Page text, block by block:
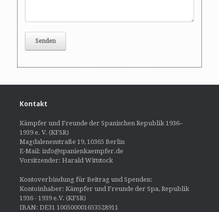
Kontakt
Kämpfer und Freunde der Spanischen Republik 1936–
1939 e. V. (KFSR)
Magdalenenstraße 19, 10365 Berlin
E-Mail: info@spanienkaempfer.de
Vorsitzender: Harald Wittstock
Kontoverbindung für Beitrag und Spenden:
Kontoinhaber: Kämpfer und Freunde der Spa, Republik
1936 - 1939 e.V. (KFSR)
IBAN: DE31 100500001653528911